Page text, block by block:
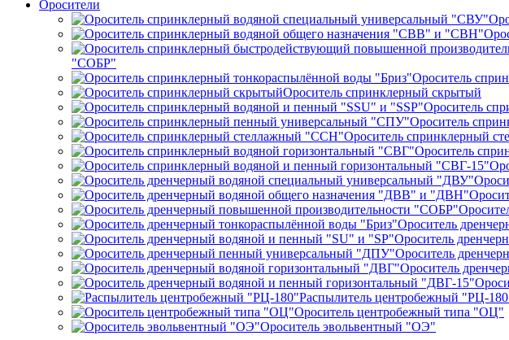
Оросители
"СОБР"
Ороситель
Ороситель спринклерный скрытый
Ороситель
Ороситель
Ороситель спринклерный
Ороситель
Ороситель
Ороситель
Ороситель
Ороситель
Распылитель центробежный "РЦ-
Ороситель центробежный типа "ОЦ"
Ороситель эвольвентный "ОЭ"